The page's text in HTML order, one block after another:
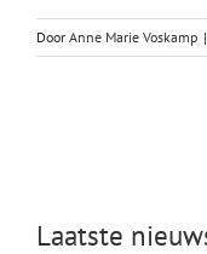
Door Anne Marie Voskamp |
Laatste